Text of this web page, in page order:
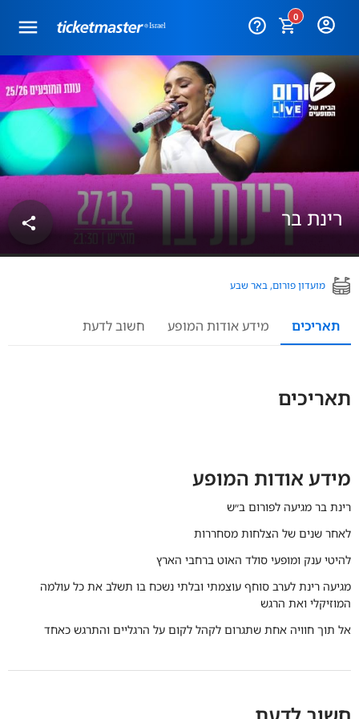
0
help_outline
רינת בר share
מועדון פורום, באר שבע
תאריכים מידע אודות המופע חשוב לדעת
תאריכים
מידע אודות המופע
רינת בר מגיעה לפורום ב״ש
לאחר שנים של הצלחות מסחררות
להיטי ענק ומופעי סולד האוט ברחבי הארץ
מגיעה רינת לערב סוחף עוצמתי ובלתי נשכח בו תשלב את כל עולמה
המוזיקלי ואת הרגש
אל תוך חוויה אחת שתגרום לקהל לקום על הרגליים והתרגש כאחד